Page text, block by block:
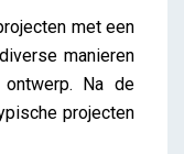
met een
manieren
Na de
projecten